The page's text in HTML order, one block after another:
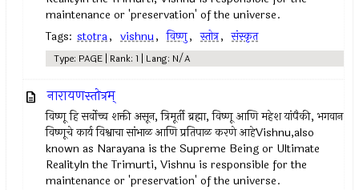
maintenance or 'preservation' of the universe.
Tags: stotra, vishnu, विष्णु, स्तोत्र, संस्कृत
Type: PAGE | Rank: 1 | Lang: N/A
नारायणस्तोत्रम्
विष्णू हि सर्वोच्च शक्ती असून, त्रिमूर्ती ब्रह्मा, विष्णू आणि महेश यांपैकी, भगवान
विष्णूचे कार्य विश्वाचा सांभाळ आणि प्रतिपाळ करणे आहेVishnu,also
known as Narayana is the Supreme Being or Ultimate
RealityIn the Trimurti, Vishnu is responsible for the
maintenance or 'preservation' of the universe.